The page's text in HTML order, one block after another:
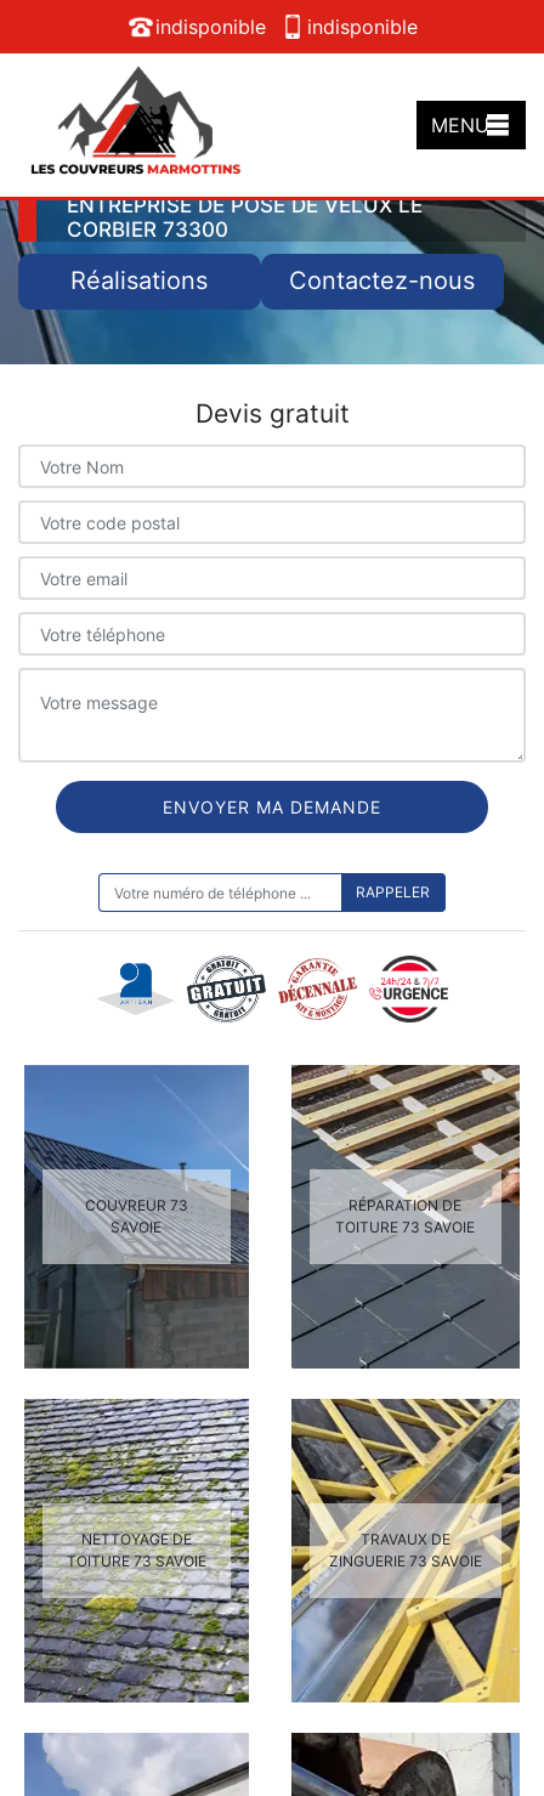
indisponible indisponible
MENU
ENTREPRISE DE POSE DE VELUX LE
CORBIER 73300
Réalisations Contactez-nous
Devis gratuit
COUVREUR 73
SAVOIE
RÉPARATION DE
TOITURE 73 SAVOIE
NETTOYAGE DE
TOITURE 73 SAVOIE
TRAVAUX DE
ZINGUERIE 73 SAVOIE